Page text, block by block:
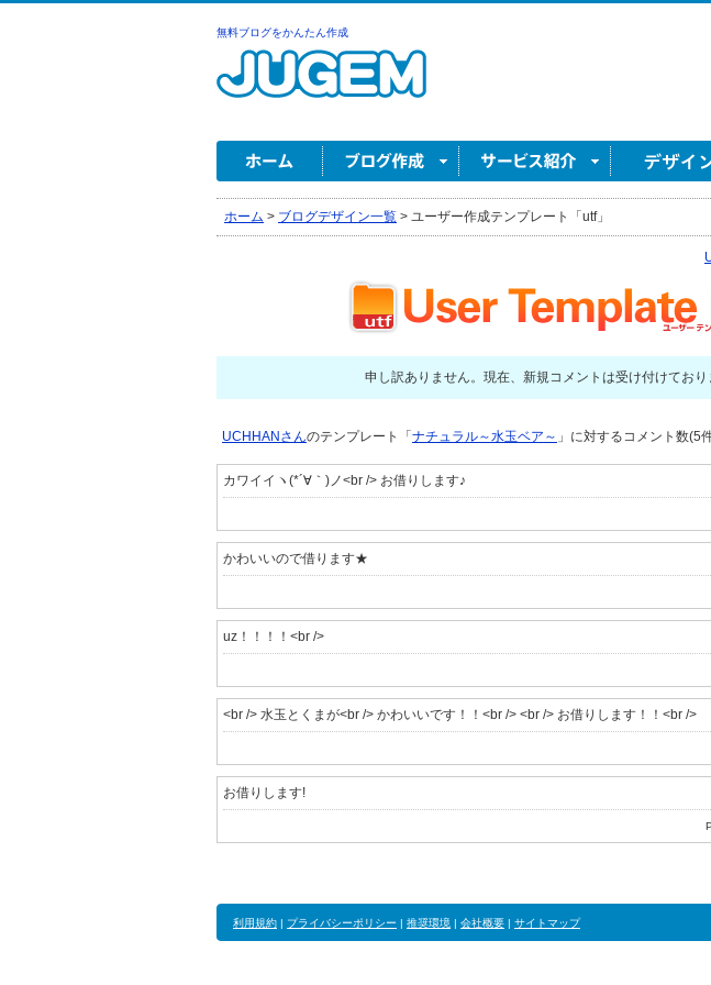
無料ブログをかんたん作成
ホーム > ブログデザイン一覧 > ユーザー作成テンプレート「utf」
申し訳ありません。現在、新規コメントは受け付けており
UCHHANさんのテンプレート「 ナチュラル～水玉ベア～ 」に対するコメント数(5
カワイイヽ(*´∀｀)ノ<br /> お借りします♪
かわいいので借ります★
uz！！！！<br />
<br /> 水玉とくまが<br /> かわいいです！！<br /> <br /> お借りします！！<br />
お借りします!
利用規約 | プライバシーポリシー | 推奨環境 | 会社概要 | サイトマップ